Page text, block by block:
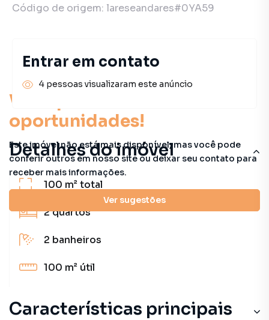
Você pode encontrar novas
oportunidades!
Este imóvel não está mais disponível, mas você pode
conferir outros em nosso site ou deixar seu contato para
receber mais informações.
Ver sugestões
Detalhes do imóvel
100 m²total
2quartos
2 banheiros
100 m² útil
Características principais
Código de origem: lareseandares#0YA59
Entrar em contato
4 pessoas visualizaram este anúncio